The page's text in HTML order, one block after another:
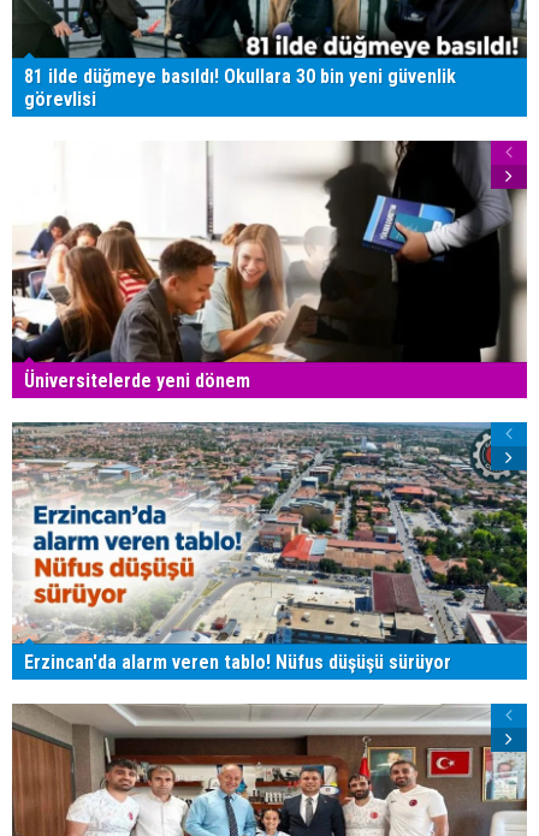
81 ilde düğmeye basıldı! Okullara 30 bin yeni güvenlik
görevlisi
Üniversitelerde yeni dönem
Erzincan'da alarm veren tablo! Nüfus düşüşü sürüyor